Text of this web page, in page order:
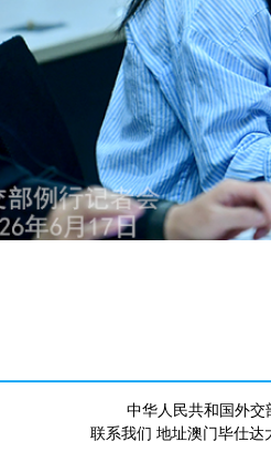
中华人民共和国外
联系我们 地址澳门毕仕